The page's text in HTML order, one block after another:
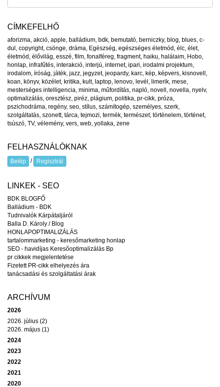
CÍMKEFELHŐ
aforizma akció apple balládium bdk bemutató berniczky, blog blues c-
dul copyright, csönge dráma Egészség egészséges életmód élc élet,
életmód élővilág esszé film fonalféreg fragment, haiku halálaim Hobo
honlap infrafűtés interakció interjú internet, ipari irodalmi projektum
irodalom íróság játék jazz jegyzet, jeopardy, karc kép képvers kisnovell
koan könyv, közélet, kritika kult, laptop lenovo levél limerik mese
mesterséges intelligencia minima műfordítás napló novell novella nyelv,
optimalizálás oresztész piréz plágium politika pr-cikk próza
pszichodráma regény, seo stílus számítogép személyes szerk
szolgáltatás szonett, tárca tejmozi termék természet, történelem történet,
tsúszó TV, vélemény, vers web yollaka zene
FELHASZNÁLÓKNAK
Belép / Regisztrál
LINKEK - SEO
BDK BLOGFŐ
Balládium - BDK
Tudnivalók Kárpátaljáról
Balla D. Károly / Blog
HONLAPOPTIMALIZÁLÁS
tartalommarketing - keresőmarketing honlap
SEO - havidíjas Keresőoptimalizálás Bp
pr cikkek megjelentetése
Fizetett PR-cikk elhelyezés ára
tanácsadási és szolgáltatási árak
ARCHÍVUM
2026
2026. július (2)
2026. május (1)
2024
2023
2022
2021
2020